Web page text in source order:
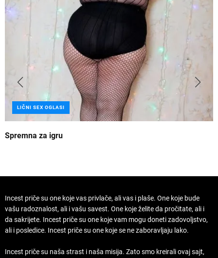
LIČNI SEX OGLASI
Spremna za igru
Incest priče su one koje vas privlače, ali vas i plaše. One koje bude
vašu radoznalost, ali i vašu savest. One koje želite da pročitate, ali i
da sakrijete. Incest priče su one koje vam mogu doneti zadovoljstvo,
ali i posledice. Incest priče su one koje se ne zaboravljaju lako.
Incest priče su naša strast i naša misija. Zato smo kreirali ovaj sajt,